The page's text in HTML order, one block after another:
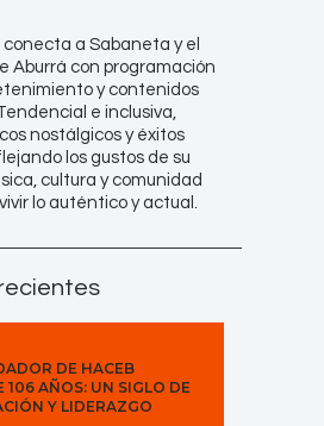
conecta a Sabaneta y el
Aburrá con programación
y contenidos
e inclusiva,
nostálgicos y éxitos
los gustos de su
cultura y comunidad
lo auténtico y actual.
DE HACEB
106 AÑOS: UN SIGLO DE
Y LIDERAZGO